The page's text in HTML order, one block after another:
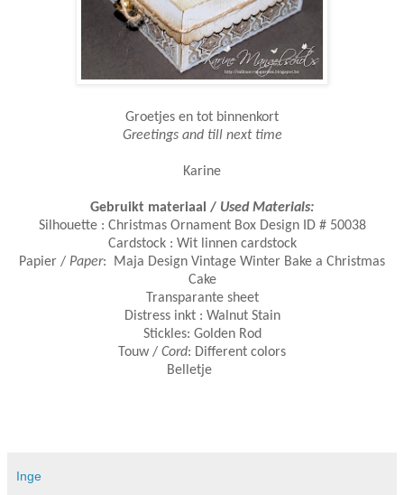
Groetjes en tot binnenkort
Greetings and till next time
Karine
Gebruikt materiaal / Used Materials:
Silhouette : Christmas Ornament Box Design ID # 50038
Cardstock : Wit linnen cardstock
Papier / Paper: Maja Design Vintage Winter Bake a Christmas
Cake
Transparante sheet
Distress inkt : Walnut Stain
Stickles: Golden Rod
Touw / Cord: Different colors
Belletje
Inge